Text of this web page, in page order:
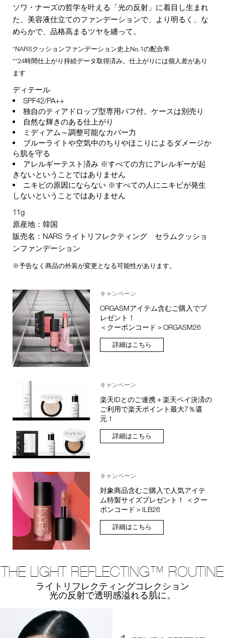
ソワ・ナーズの哲学を叶える「光の反射」に着目し生まれ
た、美容液仕立てのファンデーションで、より明るく、な
めらかで、品格高まるツヤを纏って。
*NARSクッションファンデーション史上No.1の配合率
**24時間仕上がり持続データ取得済み。仕上がりには個人差があり
ます
ディテール
SPF42/PA++
独自のティアドロップ型専用パフ付。ケースは別売り
自然な輝きのある仕上がり
ミディアム～調整可能なカバー力
ブルーライトや空気中のちりやほこりによるダメージか
ら肌を守る
アレルギーテスト済み ※すべての方にアレルギーが起
きないということではありません
ニキビの原因にならない ※すべての人にニキビが発生
しないということではありません
11g
原産地：韓国
販売名：NARS ライトリフレクティング セラムクッショ
ンファンデーション
※予告なく商品の外装が変更となる可能性があります。
キャンペーン
ORGASMアイテム含むご購入でプ
レゼント！
＜クーポンコード＞ORGASM26
詳細はこちら
キャンペーン
楽天IDとのご連携＋楽天ペイ決済の
ご利用で楽天ポイント最大7％還
元！
詳細はこちら
キャンペーン
対象商品含むご購入で人気アイテ
ム特製サイズプレゼント！ ＜クー
ポンコード＞ILB26
詳細はこちら
THE LIGHT REFLECTING™ ROUTINE
ライトリフレクティングコレクション
光の反射で透明感溢れる肌に。